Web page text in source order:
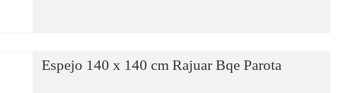
Espejo 140 x 140 cm Rajuar Bqe Parota